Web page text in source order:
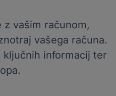
z vašim računom,
vašega računa.
ključnih informacij ter